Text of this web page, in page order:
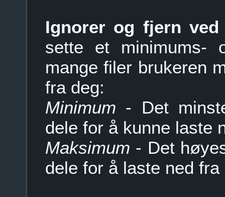
Ignorer og fjern
sette et minimums-
mange filer brukeren
fra deg:
Minimum - Det
dele for å kunne laste
Maksimum - Det
dele for å laste ned fra